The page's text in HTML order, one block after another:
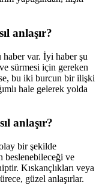
anlaşır?
var. İyi haber şu
sürmesi için gereken
bu iki burcun bir ilişki
hale gelerek yolda
anlaşır?
bir şekilde
ve
Kıskançlıkları veya
güzel anlaşırlar.